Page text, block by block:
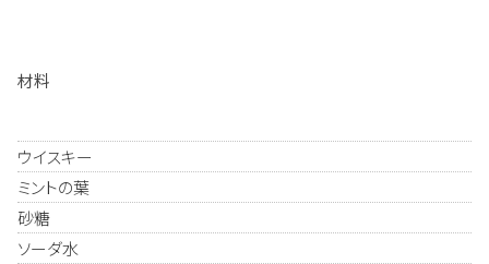
材料
ウイスキー
ミントの葉
砂糖
ソーダ水